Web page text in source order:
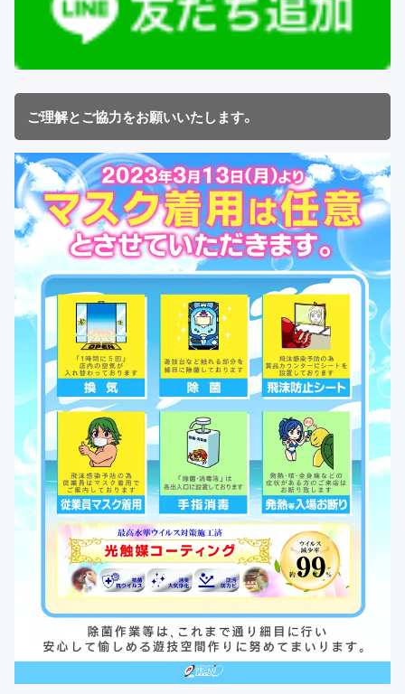
ご理解とご協力をお願いいたします。